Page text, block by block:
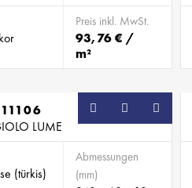
Preis inkl. MwSt.
93,76 € /
m²
LUME
(türkis)
Abmessungen
(mm)